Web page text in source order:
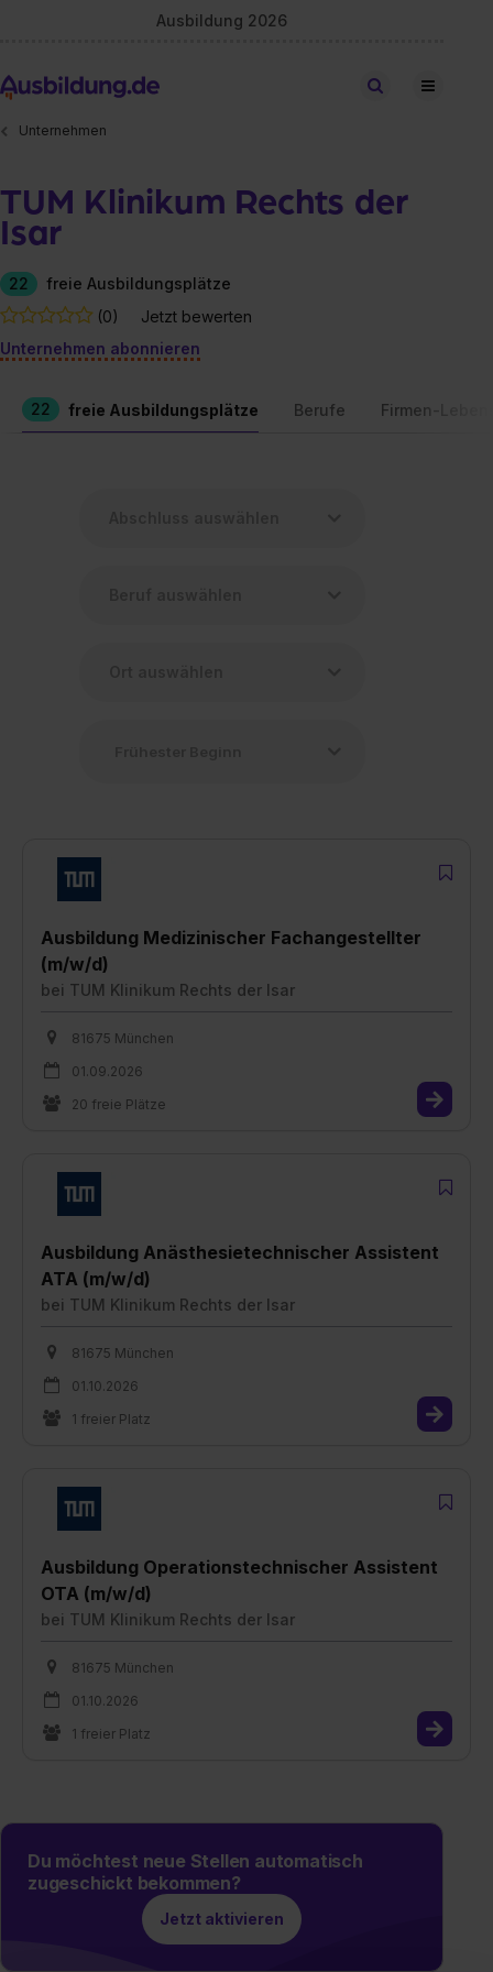
Ausbildung 2026
Stellen finden
Unternehmen
TUM Klinikum Rechts der
Isar
22
freie Ausbildungsplätze
(0)
Jetzt bewerten
Unternehmen abonnieren
22 freie Ausbildungsplätze Berufe Firmen-
Ausbildung Medizinischer Fachangestellter
(m/w/d)
bei TUM Klinikum Rechts der Isar
81675 München
01.09.2026
20 freie Plätze
Ausbildung Anästhesietechnischer Assistent
ATA (m/w/d)
bei TUM Klinikum Rechts der Isar
81675 München
01.10.2026
1 freier Platz
Ausbildung Operationstechnischer Assistent
OTA (m/w/d)
bei TUM Klinikum Rechts der Isar
81675 München
01.10.2026
1 freier Platz
Du möchtest neue Stellen automatisch
zugeschickt bekommen?
Jetzt aktivieren